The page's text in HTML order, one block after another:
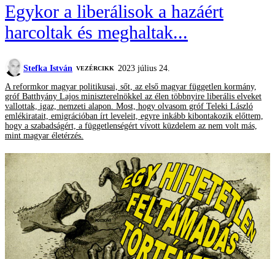
Egykor a liberálisok a hazáért
harcoltak és meghaltak...
Stefka István VEZÉRCIKK
2023 július 24.
A reformkor magyar politikusai, sőt, az első magyar független kormány,
gróf Batthyány Lajos miniszterelnökkel az élen többnyire liberális elveket
vallottak, igaz, nemzeti alapon. Most, hogy olvasom gróf Teleki László
emlékiratait, emigrációban írt leveleit, egyre inkább kibontakozik előttem,
hogy a szabadságért, a függetlenségért vívott küzdelem az nem volt más,
mint magyar életérzés.